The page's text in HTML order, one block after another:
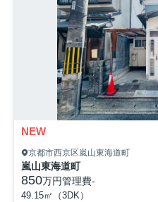
NEW
京都市西京区嵐山東海道町
嵐山東海道町
850万円管理費-
49.15㎡（3DK）